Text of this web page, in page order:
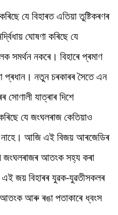
যে বিহাৰত এতিয়া তুষ্টিকৰণৰ
ঘোষণা কৰিছে যে
সমৰ্থন নকৰে। বিহাৰে প্ৰমাণ
প্ৰধান। নতুন চৰকাৰৰ সৈতে এন
সোণালী যাত্ৰাৰ দিশে
যে জংঘলৰাজ কেতিয়াও
নাহে। আজি এই বিজয় আৰজেডিৰ
জংঘলৰাজৰ আতংক সহ্য কৰা
এই জয় বিহাৰৰ যুৱক-যুৱতীসকলৰ
আৰু ৰঙা পতাকাৰে ধ্বংস